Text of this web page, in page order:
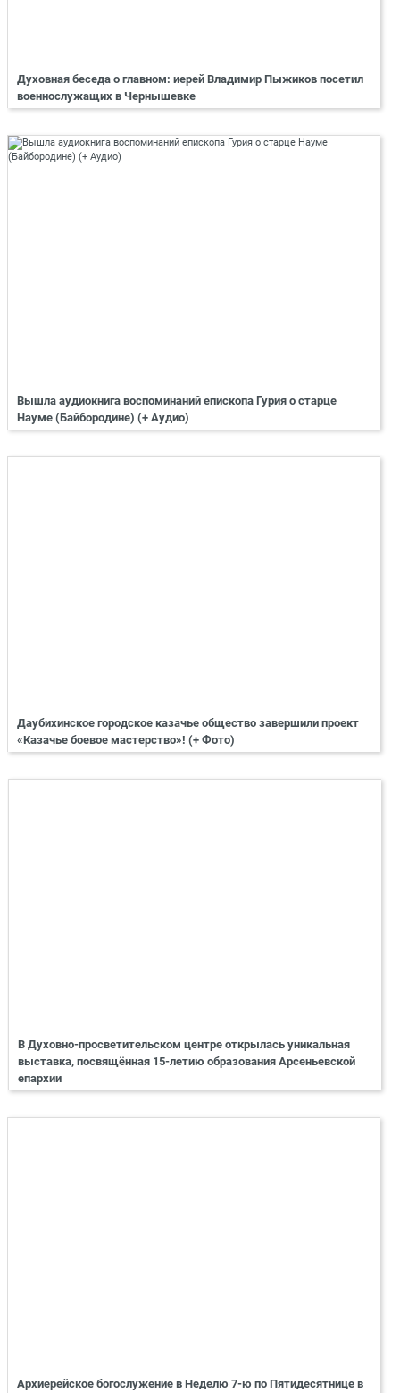
Духовная беседа о главном: иерей Владимир Пыжиков посетил
военнослужащих в Чернышевке
Вышла аудиокнига воспоминаний епископа Гурия о старце
Науме (Байбородине) (+ Аудио)
Даубихинское городское казачье общество завершили проект
«Казачье боевое мастерство»! (+ Фото)
В Духовно-просветительском центре открылась уникальная
выставка, посвящённая 15-летию образования Арсеньевской
епархии
Архиерейское богослужение в Неделю 7-ю по Пятидесятнице в